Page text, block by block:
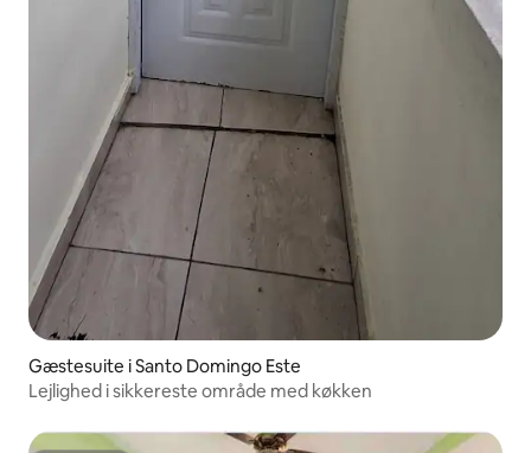
Gæstesuite i Santo Domingo Este
Lejlighed i sikkereste område med køkken